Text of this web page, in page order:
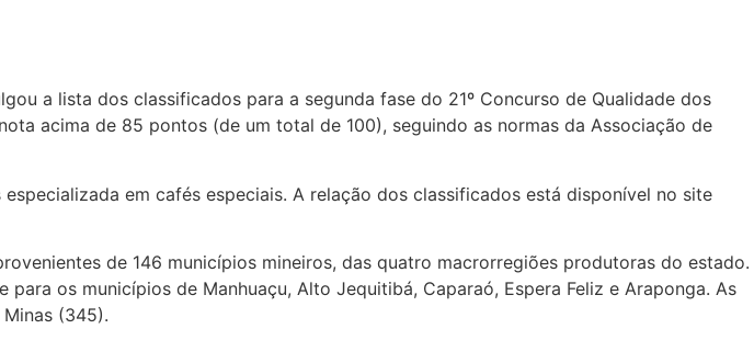
a lista dos classificados para a segunda fase do 21º Concurso de Qualidade dos
acima de 85 pontos (de um total de 100), seguindo as normas da Associação de
em cafés especiais. A relação dos classificados está disponível no site
de 146 municípios mineiros, das quatro macrorregiões produtoras do estado.
os municípios de Manhuaçu, Alto Jequitibá, Caparaó, Espera Feliz e Araponga. As
(345).